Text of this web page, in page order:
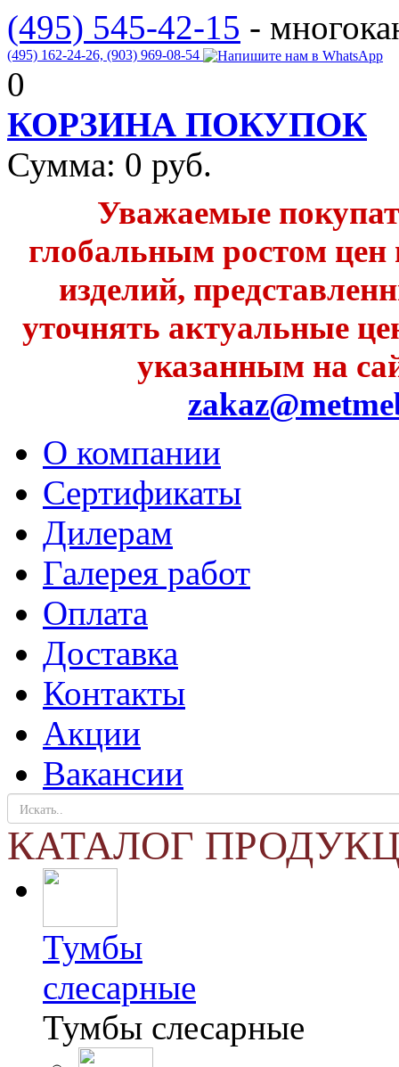
(495) 545-42-15 -
(495) 162-24-26, (903) 969-08-54
0
КОРЗИНА ПОКУПОК
Сумма: 0 руб.
Уважаемые
глобальным ростом
изделий,
уточнять актуальные
указанным на
О компании
Сертификаты
Дилерам
Галерея работ
Оплата
Доставка
Контакты
Акции
Вакансии
КАТАЛОГ
Тумбы
слесарные
Тумбы слесарные